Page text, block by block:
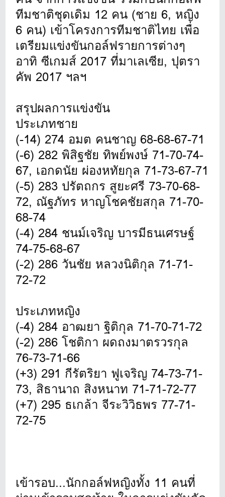
ทีมชาติชุดเดิม 12 คน (ชาย 6, หญิง
6 คน) เข้าโครงการทีมชาติไทย เพื่อ
เตรียมแข่งขันกอล์ฟรายการต่างๆ
อาทิ ซีเกมส์ 2017 ที่มาเลเซีย, ปุตรา
คัพ 2017 ฯลฯ
สรุปผลการแข่งขัน
ประเภทชาย
(-14) 274 อมต คนชาญ 68-68-67-71
(-6) 282 พิสิฐชัย ทิพย์พงษ์ 71-70-74-
67, เอกดนัย ผ่องหทัยกุล 71-73-67-71
(-5) 283 ปรัตถกร สูยะศรี 73-70-68-
72, ณัฐภัทร หาญโชคชัยสกุล 71-70-
68-74
(-4) 284 ชนม์เจริญ บารมีธนเศรษฐ์
74-75-68-67
(-2) 286 วันชัย หลวงนิติกุล 71-71-
72-72
ประเภทหญิง
(-4) 284 อาฒยา ฐิติกุล 71-70-71-72
(-2) 286 โชติกา ผดถงมาตรวรกุล
76-73-71-66
(+3) 291 กีรัตริยา ฟูเจริญ 74-73-71-
73, สิธานาถ สิงหนาท 71-71-72-77
(+7) 295 ธเกล้า จีระวิวิธพร 77-71-
72-75
เข้ารอบ...นักกอล์ฟหญิงทั้ง 11 คนที่